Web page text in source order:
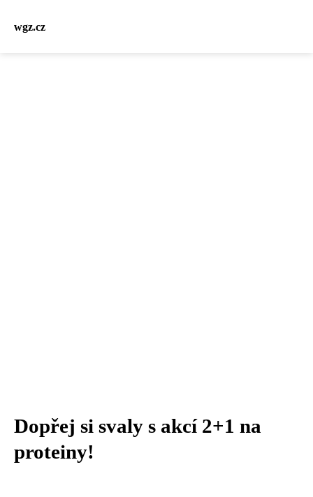
wgz.cz
Dopřej si svaly s akcí 2+1 na
proteiny!